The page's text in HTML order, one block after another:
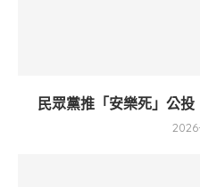
民眾黨推「安樂死」公